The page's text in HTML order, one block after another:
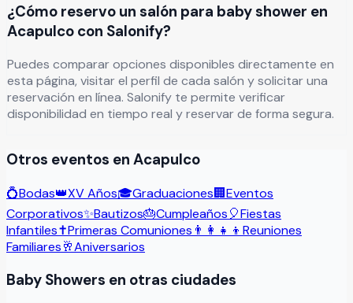
¿Cómo reservo un salón para baby shower en
Acapulco con Salonify?
Puedes comparar opciones disponibles directamente en
esta página, visitar el perfil de cada salón y solicitar una
reservación en línea. Salonify te permite verificar
disponibilidad en tiempo real y reservar de forma segura.
Otros eventos en Acapulco
💍Bodas👑XV Años🎓Graduaciones🏢Eventos
Corporativos✨Bautizos🎂Cumpleaños🎈Fiestas
Infantiles✝️Primeras Comuniones 👨‍👩‍👧‍👦 Reuniones
Familiares🥂Aniversarios
Baby Showers en otras ciudades